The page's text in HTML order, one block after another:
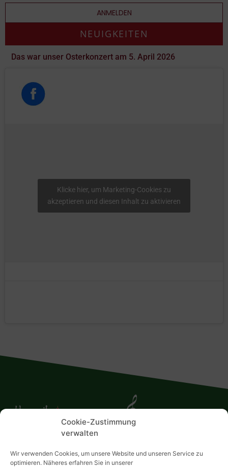
Cookie-Zustimmung
verwalten
Wir verwenden Cookies, um unsere Website und unseren Service zu
optimieren. Näheres erfahren Sie in unserer
ANMELDEN
NEUIGKEITEN
Das war unser Osterkonzert am 5. April 2026
Klicke hier, um Marketing-Cookies zu
akzeptieren und diesen Inhalt zu aktivieren
Home